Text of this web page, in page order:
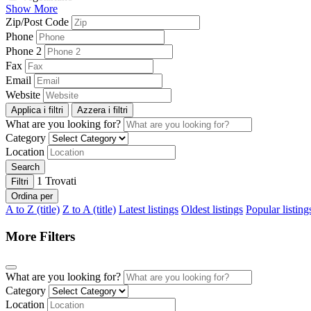
Show More
Zip/Post Code
Phone
Phone 2
Fax
Email
Website
Applica i filtri Azzera i filtri
What are you looking for?
Category
Location
Search
Filtri
1 Trovati
Ordina per
A to Z (title) Z to A (title) Latest listings Oldest listings Popular
More Filters
What are you looking for?
Category
Location